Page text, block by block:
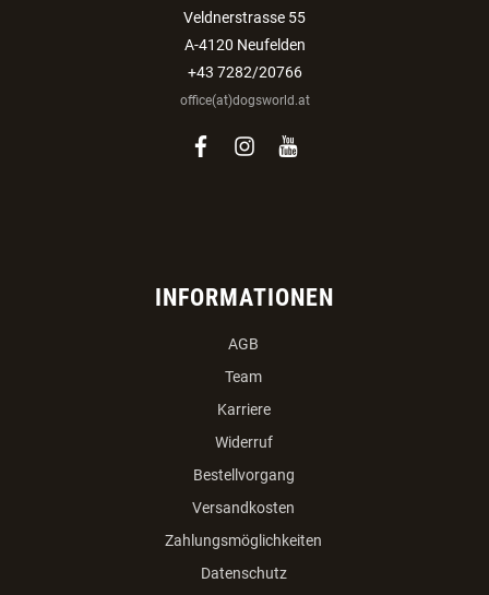
Veldnerstrasse 55
A-4120 Neufelden
+43 7282/20766
office(at)dogsworld.at
facebook
instagram
youtube
INFORMATIONEN
AGB
Team
Karriere
Widerruf
Bestellvorgang
Versandkosten
Zahlungsmöglichkeiten
Datenschutz